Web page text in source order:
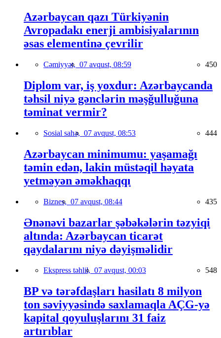
Azərbaycan qazı Türkiyənin
Avropadakı enerji ambisiyalarının
əsas elementinə çevrilir
Cəmiyyət, 07 avqust, 08:59 450
Diplom var, iş yoxdur: Azərbaycanda
təhsil niyə gənclərin məşğulluğuna
təminat vermir?
Sosial sahə, 07 avqust, 08:53 444
Azərbaycan minimumu: yaşamağı
təmin edən, lakin müstəqil həyata
yetməyən əməkhaqqı
Biznes, 07 avqust, 08:44 435
Ənənəvi bazarlar şəbəkələrin təzyiqi
altında: Azərbaycan ticarət
qaydalarını niyə dəyişməlidir
Ekspress təhlil, 07 avqust, 00:03 548
BP və tərəfdaşları hasilatı 8 milyon
ton səviyyəsində saxlamaqla AÇG-yə
kapital qoyuluşlarını 31 faiz
artırıblar